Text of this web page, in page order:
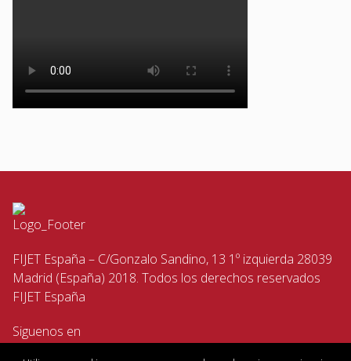
FIJET España – C/Gonzalo Sandino, 13 1º izquierda 28039
Madrid (España) 2018. Todos los derechos reservados
FIJET España
Siguenos en